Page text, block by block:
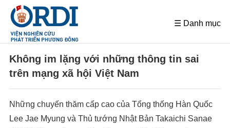
☰ Danh mục
Không im lặng với những thông tin sai
trên mạng xã hội Việt Nam
Những chuyến thăm cấp cao của Tổng thống Hàn Quốc
Lee Jae Myung và Thủ tướng Nhật Bản Takaichi Sanae